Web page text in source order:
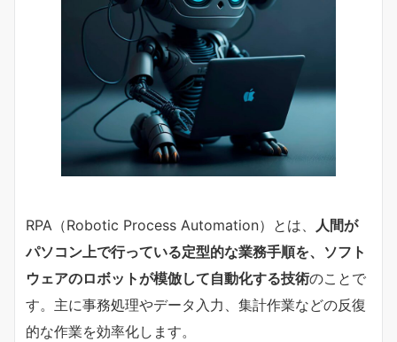
RPA（Robotic Process Automation）とは、 人間が
パソコン上で行っている定型的な業務手順を、ソフト
ウェアのロボットが模倣して自動化する技術のことで
す。主に事務処理やデータ入力、集計作業などの反復
的な作業を効率化します。